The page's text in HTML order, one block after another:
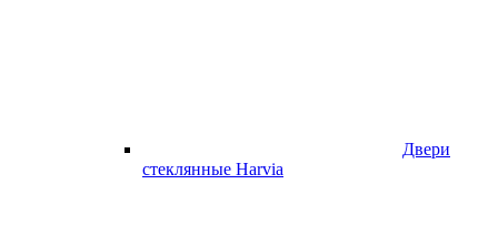
Двери
стеклянные Harvia